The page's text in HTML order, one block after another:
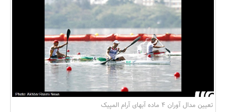
بانک، بیمه و سرمایه
مسکن و ساختمان
تعیین مدال آوران 4 ماده آبهای آرام المپیک